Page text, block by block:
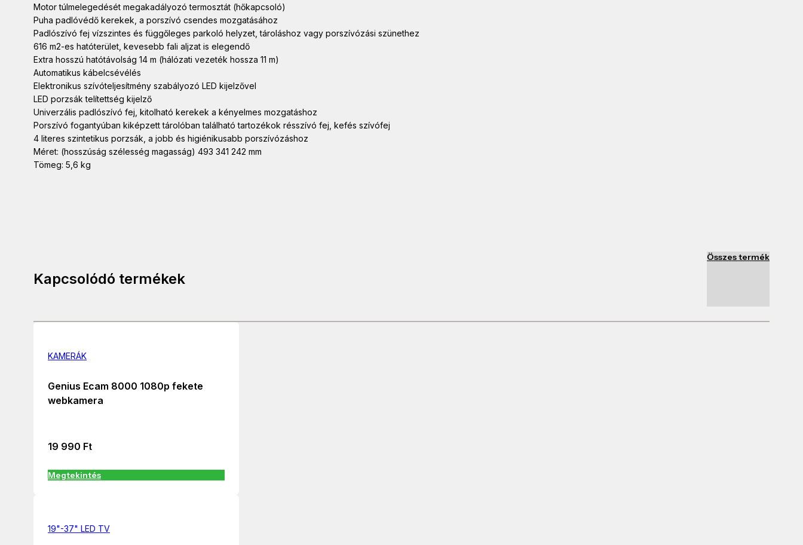
Motor túlmelegedését megakadályozó termosztát (hőkapcsoló)
Puha padlóvédő kerekek, a porszívó csendes mozgatásához
Padlószívó fej vízszintes és függőleges parkoló helyzet, tároláshoz vagy porszívózási szünethez
616 m2-es hatóterület, kevesebb fali aljzat is elegendő
Extra hosszú hatótávolság 14 m (hálózati vezeték hossza 11 m)
Automatikus kábelcsévélés
Elektronikus szívóteljesítmény szabályozó LED kijelzővel
LED porzsák telítettség kijelző
Univerzális padlószívó fej, kitolható kerekek a kényelmes mozgatáshoz
Porszívó fogantyúban kiképzett tárolóban található tartozékok résszívó fej, kefés szívófej
4 literes szintetikus porzsák, a jobb és higiénikusabb porszívózáshoz
Méret: (hosszúság szélesség magasság) 493 341 242 mm
Tömeg: 5,6 kg
Kapcsolódó termékek
Összes termék
KAMERÁK
Genius Ecam 8000 1080p fekete
webkamera
19 990 Ft
Megtekintés
19"-37" LED TV